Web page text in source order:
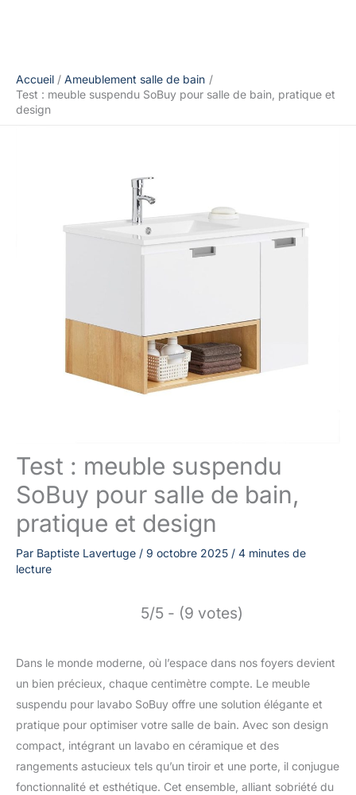
Accueil
Ameublement salle de bain
Test : meuble suspendu SoBuy pour salle de bain, pratique et
design
Test : meuble suspendu
SoBuy pour salle de bain,
pratique et design
Par Baptiste Lavertuge / 9 octobre 2025 / 4 minutes de
lecture
5/5 - (9 votes)
Dans le monde moderne, où l’espace dans nos foyers devient
un bien précieux, chaque centimètre compte. Le meuble
suspendu pour lavabo SoBuy offre une solution élégante et
pratique pour optimiser votre salle de bain. Avec son design
compact, intégrant un lavabo en céramique et des
rangements astucieux tels qu’un tiroir et une porte, il conjugue
fonctionnalité et esthétique. Cet ensemble, alliant sobriété du